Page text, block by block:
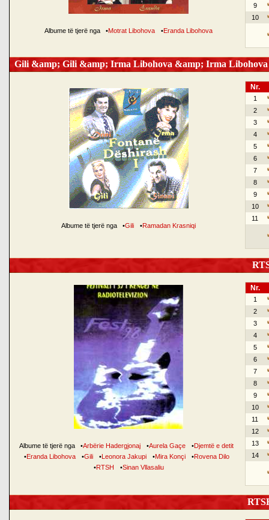
Albume të tjerë nga •Motrat Libohova •Eranda Libohova
9
10
Gili &amp; Gili &amp; Irma Libohova &amp; Irma
Albume të tjerë nga •Gili •Ramadan Krasniqi
Nr.
1
2
3
4
5
6
7
8
9
10
11
Albume të tjerë nga •Arbërie Hadergjonaj •Aurela Gaçe •Djemtë e detit
•Eranda Libohova •Gili •Leonora Jakupi •Mira Konçi •Rovena Dilo
•RTSH •Sinan Vllasaliu
Nr.
1
2
3
4
5
6
7
8
9
10
11
12
13
14